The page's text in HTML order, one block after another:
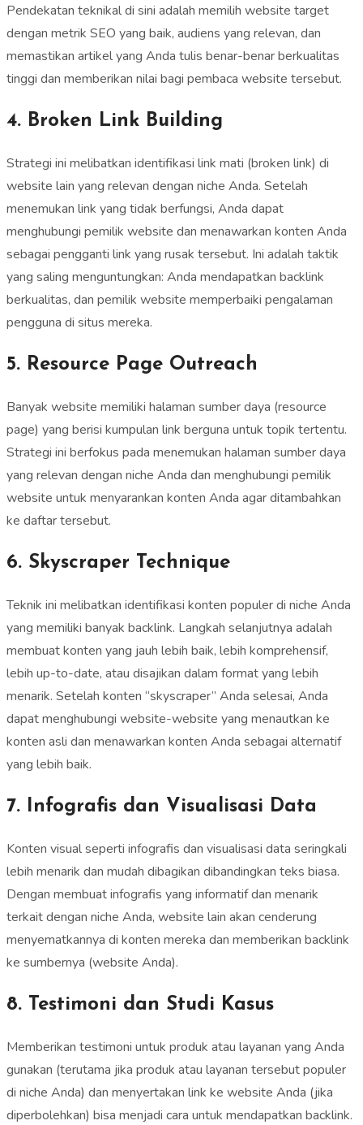
Pendekatan teknikal di sini adalah memilih website target
dengan metrik SEO yang baik, audiens yang relevan, dan
memastikan artikel yang Anda tulis benar-benar berkualitas
tinggi dan memberikan nilai bagi pembaca website tersebut.
4. Broken Link Building
Strategi ini melibatkan identifikasi link mati (broken link) di
website lain yang relevan dengan niche Anda. Setelah
menemukan link yang tidak berfungsi, Anda dapat
menghubungi pemilik website dan menawarkan konten Anda
sebagai pengganti link yang rusak tersebut. Ini adalah taktik
yang saling menguntungkan: Anda mendapatkan backlink
berkualitas, dan pemilik website memperbaiki pengalaman
pengguna di situs mereka.
5. Resource Page Outreach
Banyak website memiliki halaman sumber daya (resource
page) yang berisi kumpulan link berguna untuk topik tertentu.
Strategi ini berfokus pada menemukan halaman sumber daya
yang relevan dengan niche Anda dan menghubungi pemilik
website untuk menyarankan konten Anda agar ditambahkan
ke daftar tersebut.
6. Skyscraper Technique
Teknik ini melibatkan identifikasi konten populer di niche Anda
yang memiliki banyak backlink. Langkah selanjutnya adalah
membuat konten yang jauh lebih baik, lebih komprehensif,
lebih up-to-date, atau disajikan dalam format yang lebih
menarik. Setelah konten “skyscraper” Anda selesai, Anda
dapat menghubungi website-website yang menautkan ke
konten asli dan menawarkan konten Anda sebagai alternatif
yang lebih baik.
7. Infografis dan Visualisasi Data
Konten visual seperti infografis dan visualisasi data seringkali
lebih menarik dan mudah dibagikan dibandingkan teks biasa.
Dengan membuat infografis yang informatif dan menarik
terkait dengan niche Anda, website lain akan cenderung
menyematkannya di konten mereka dan memberikan backlink
ke sumbernya (website Anda).
8. Testimoni dan Studi Kasus
Memberikan testimoni untuk produk atau layanan yang Anda
gunakan (terutama jika produk atau layanan tersebut populer
di niche Anda) dan menyertakan link ke website Anda (jika
diperbolehkan) bisa menjadi cara untuk mendapatkan backlink.